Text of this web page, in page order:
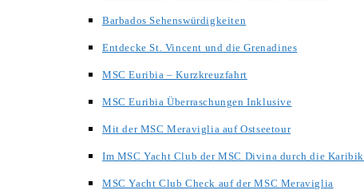
Barbados Sehenswürdigkeiten
Entdecke St. Vincent und die Grenadines
MSC Euribia – Kurzkreuzfahrt
MSC Euribia Überraschungen Inklusive
Mit der MSC Meraviglia auf Ostseetour
Im MSC Yacht Club der MSC Divina durch die Karibik
MSC Yacht Club Check auf der MSC Meraviglia